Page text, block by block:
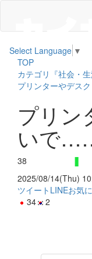
Select Language ▼
TOP
カテゴリ『社会・生
プリンターやデス
プリン
いで
38
2025/08/14(Thu)
ツイート LINEお気
34
2